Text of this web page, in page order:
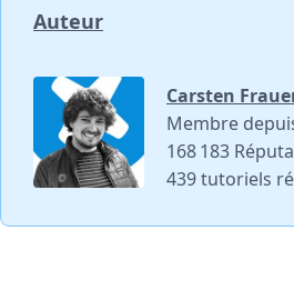
Auteur
Carsten
Membre
168 183
439 tutoriels